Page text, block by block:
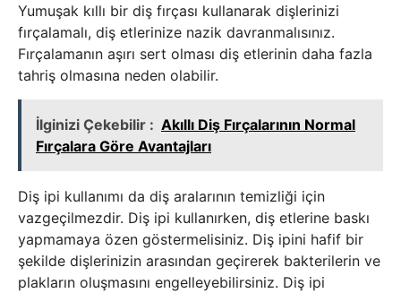
Yumuşak kıllı bir diş fırçası kullanarak dişlerinizi
fırçalamalı, diş etlerinize nazik davranmalısınız.
Fırçalamanın aşırı sert olması diş etlerinin daha fazla
tahriş olmasına neden olabilir.
İlginizi Çekebilir : Akıllı Diş Fırçalarının Normal
Fırçalara Göre Avantajları
Diş ipi kullanımı da diş aralarının temizliği için
vazgeçilmezdir. Diş ipi kullanırken, diş etlerine baskı
yapmamaya özen göstermelisiniz. Diş ipini hafif bir
şekilde dişlerinizin arasından geçirerek bakterilerin ve
plakların oluşmasını engelleyebilirsiniz. Diş ipi